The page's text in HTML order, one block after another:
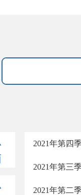
2021年第四
2021年第三
2021年第二